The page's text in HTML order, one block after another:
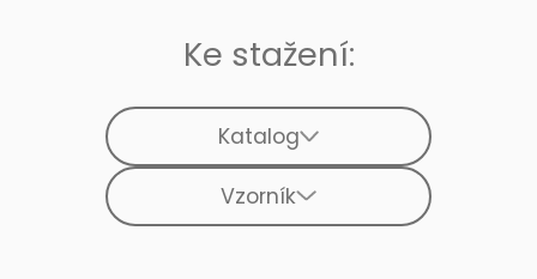
Ke stažení:
Katalog
Vzorník